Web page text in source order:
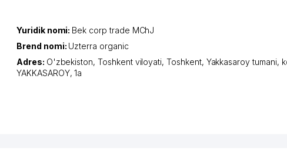
Yuridik nomi: Bek corp trade MChJ
Brend nomi: Uzterra organic
Adres: O'zbekiston,Toshkent viloyati,Toshkent, Yakkasaroy tumani,
YAKKASAROY, 1а